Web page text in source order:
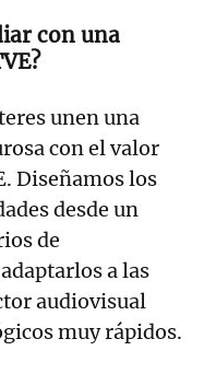
con una
unen una
con el valor
Diseñamos los
desde un
de
a las
audiovisual
muy rápidos.